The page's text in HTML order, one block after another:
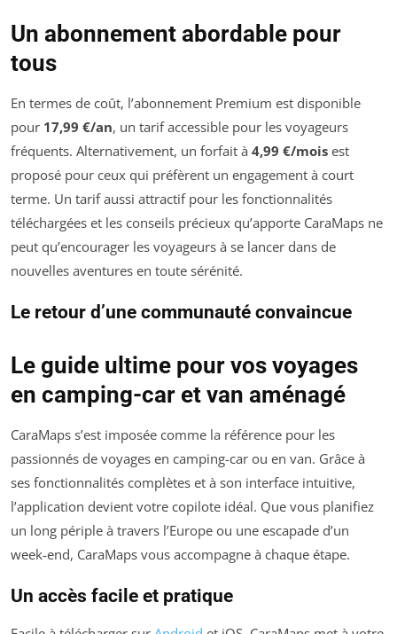
Un abonnement abordable pour
tous
En termes de coût, l’abonnement Premium est disponible
pour 17,99 €/an, un tarif accessible pour les voyageurs
fréquents. Alternativement, un forfait à 4,99 €/mois est
proposé pour ceux qui préfèrent un engagement à court
terme. Un tarif aussi attractif pour les fonctionnalités
téléchargées et les conseils précieux qu’apporte CaraMaps ne
peut qu’encourager les voyageurs à se lancer dans de
nouvelles aventures en toute sérénité.
Le retour d’une communauté convaincue
Le guide ultime pour vos voyages
en camping-car et van aménagé
CaraMaps s’est imposée comme la référence pour les
passionnés de voyages en camping-car ou en van. Grâce à
ses fonctionnalités complètes et à son interface intuitive,
l’application devient votre copilote idéal. Que vous planifiez
un long périple à travers l’Europe ou une escapade d’un
week-end, CaraMaps vous accompagne à chaque étape.
Un accès facile et pratique